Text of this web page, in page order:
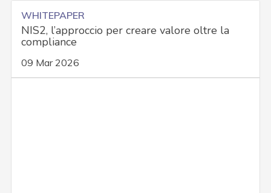
WHITEPAPER
NIS2, l’approccio per creare valore oltre la
compliance
09 Mar 2026